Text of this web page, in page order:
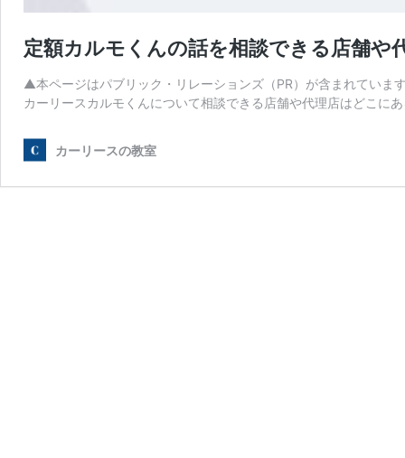
定額カルモくんの話を相談できる店舗や
▲本ページはパブリック・リレーションズ（PR）が含まれていま
カーリースカルモくんについて相談できる店舗や代理店はどこに
カーリースの教室